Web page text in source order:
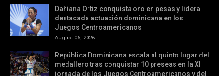
Dahiana Ortiz conquista oro en pesas y lidera
destacada actuación dominicana en los
Juegos Centroamericanos
August 06, 2026
República Dominicana escala al quinto lugar del
medallero tras conquistar 10 preseas en la XI
jornada de los Juegos Centroamericanos y del